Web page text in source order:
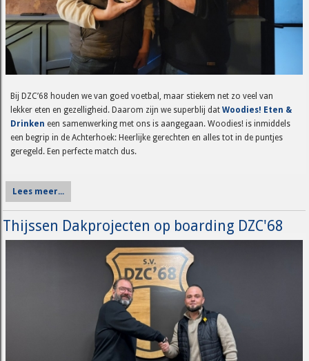
Bij DZC’68 houden we van goed voetbal, maar stiekem net zo veel van
lekker eten en gezelligheid. Daarom zijn we superblij dat Woodies! Eten &
Drinken een samenwerking met ons is aangegaan. Woodies! is inmiddels
een begrip in de Achterhoek: Heerlijke gerechten en alles tot in de puntjes
geregeld. Een perfecte match dus.
Lees meer...
Thijssen Dakprojecten op boarding DZC'68